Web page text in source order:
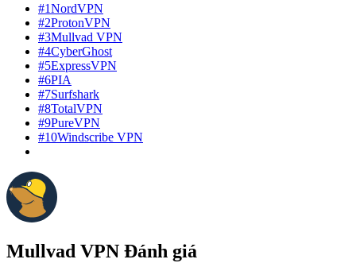
#1NordVPN
#2ProtonVPN
#3Mullvad VPN
#4CyberGhost
#5ExpressVPN
#6PIA
#7Surfshark
#8TotalVPN
#9PureVPN
#10Windscribe VPN
Mullvad VPN Đánh giá